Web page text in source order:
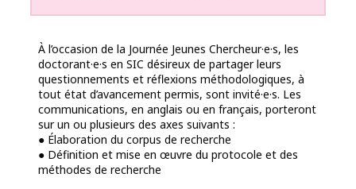
À l’occasion de la Journée Jeunes Chercheur·e·s, les
doctorant·e·s en SIC désireux de partager leurs
questionnements et réflexions méthodologiques, à
tout état d’avancement permis, sont invité·e·s. Les
communications, en anglais ou en français, porteront
sur un ou plusieurs des axes suivants :
● Élaboration du corpus de recherche
● Définition et mise en œuvre du protocole et des
méthodes de recherche